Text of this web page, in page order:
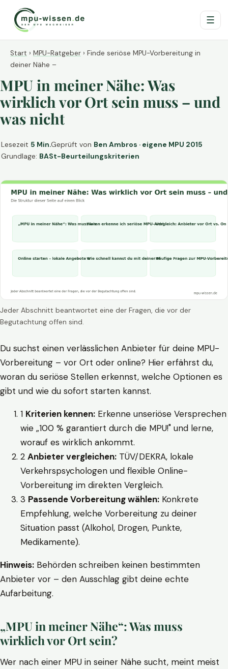
☰
Start › MPU-Ratgeber › Finde seriöse MPU-Vorbereitung in
deiner Nähe –
MPU in meiner Nähe: Was
wirklich vor Ort sein muss – und
was nicht
Lesezeit 5 Min.Geprüft von Ben Ambros · eigene MPU 2015
Grundlage: BASt-Beurteilungskriterien
Jeder Abschnitt beantwortet eine der Fragen, die vor der
Begutachtung offen sind.
Du suchst einen verlässlichen Anbieter für deine MPU-
Vorbereitung – vor Ort oder online? Hier erfährst du,
woran du seriöse Stellen erkennst, welche Optionen es
gibt und wie du sofort starten kannst.
1 Kriterien kennen: Erkenne unseriöse Versprechen
wie „100 % garantiert durch die MPU!" und lerne,
worauf es wirklich ankommt.
2 Anbieter vergleichen: TÜV/DEKRA, lokale
Verkehrspsychologen und flexible Online-
Vorbereitung im direkten Vergleich.
3 Passende Vorbereitung wählen: Konkrete
Empfehlung, welche Vorbereitung zu deiner
Situation passt (Alkohol, Drogen, Punkte,
Medikamente).
Hinweis: Behörden schreiben keinen bestimmten
Anbieter vor – den Ausschlag gibt deine echte
Aufarbeitung.
„MPU in meiner Nähe“: Was muss
wirklich vor Ort sein?
Wer nach einer MPU in seiner Nähe sucht, meint meist